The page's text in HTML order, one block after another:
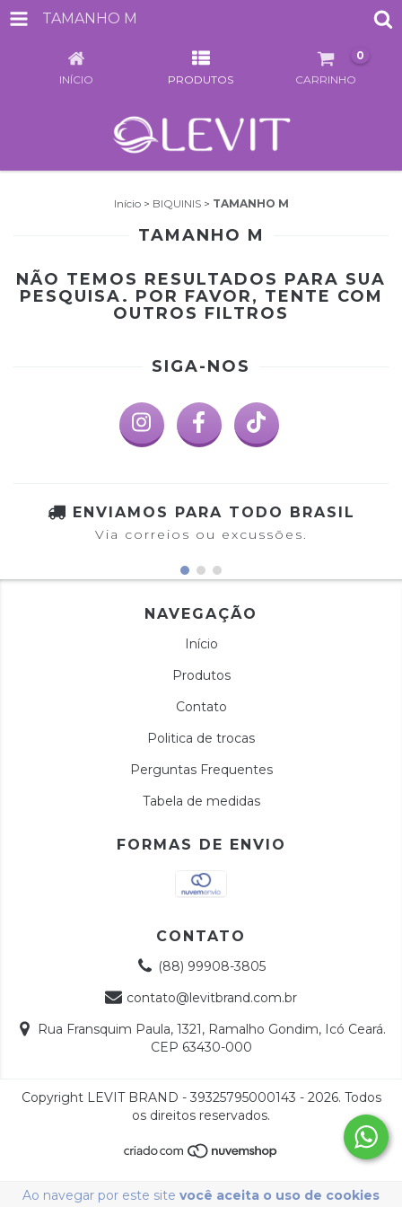
TAMANHO M
INÍCIO PRODUTOS CARRINHO
0
Ao navegar por este site você aceita o uso de cookies
Início > BIQUINIS > TAMANHO M
TAMANHO M
NÃO TEMOS RESULTADOS PARA SUA
PESQUISA. POR FAVOR, TENTE COM
OUTROS FILTROS
SIGA-NOS
ENVIAMOS PARA TODO BRASIL
Via correios ou excussões.
NAVEGAÇÃO
Início
Produtos
Contato
Politica de trocas
Perguntas Frequentes
Tabela de medidas
FORMAS DE ENVIO
CONTATO
(88) 99908-3805
contato@levitbrand.com.br
Rua Fransquim Paula, 1321, Ramalho Gondim, Icó Ceará.
CEP 63430-000
Copyright LEVIT BRAND - 39325795000143 - 2026. Todos
os direitos reservados.